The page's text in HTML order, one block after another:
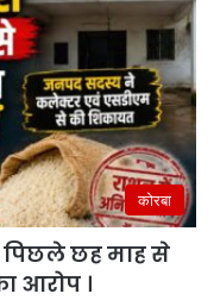
कोरबा
पिछले छह माह से
आरोप ।